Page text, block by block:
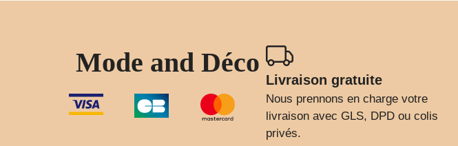
Mode and Déco
Livraison gratuite
Nous prennons en charge votre
livraison avec GLS, DPD ou colis
privés.